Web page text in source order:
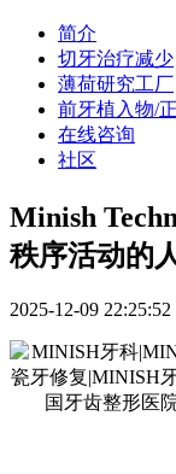
简介
切牙治疗减少
薄荷研究工厂
前牙植入物/
在线咨询
社区
Minish
秩序活动的
2025-12-09 22:25:52